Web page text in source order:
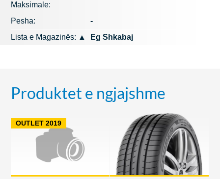
Maksimale:
Pesha:
-
Lista e Magazinës: ▲ Eg Shkabaj
Produktet e ngjajshme
OUTLET 2019